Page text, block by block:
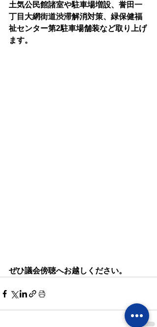
土気公民館諸室や駐車場増設、誉田一
丁目大網街道渋滞解消対策、緑保健福
祉センター第2駐車場舗装など取り上げ
ます。
ぜひ議会傍聴へお越しください。